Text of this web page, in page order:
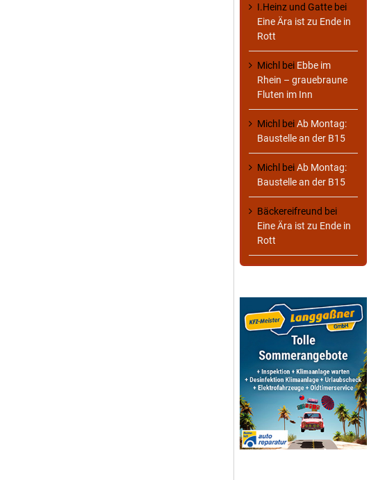
I.Heinz und Gatte bei
Eine Ära ist zu Ende in
Rott
Michl bei Ebbe im
Rhein – grauebraune
Fluten im Inn
Michl beiAb Montag:
Baustelle an der B15
Michl beiAb Montag:
Baustelle an der B15
Bäckereifreund bei
Eine Ära ist zu Ende in
Rott